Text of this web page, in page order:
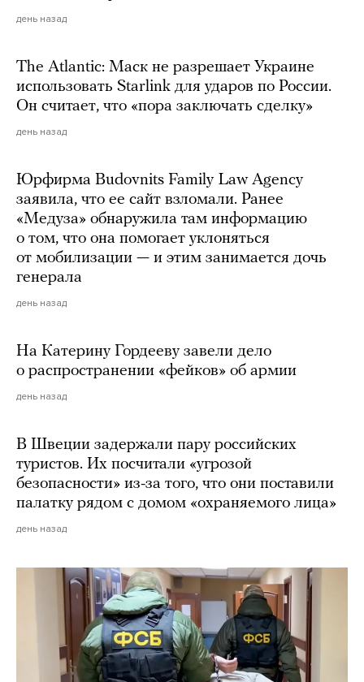
день назад
The Atlantic: Маск не разрешает Украине
использовать Starlink для ударов по России.
Он считает, что «пора заключать сделку»
день назад
Юрфирма Budovnits Family Law Agency
заявила, что ее сайт взломали. Ранее
«Медуза» обнаружила там информацию
о том, что она помогает уклоняться
от мобилизации — и этим занимается дочь
генерала
день назад
На Катерину Гордееву завели дело
о распространении «фейков» об армии
день назад
В Швеции задержали пару российских
туристов. Их посчитали «угрозой
безопасности» из-за того, что они поставили
палатку рядом с домом «охраняемого лица»
день назад